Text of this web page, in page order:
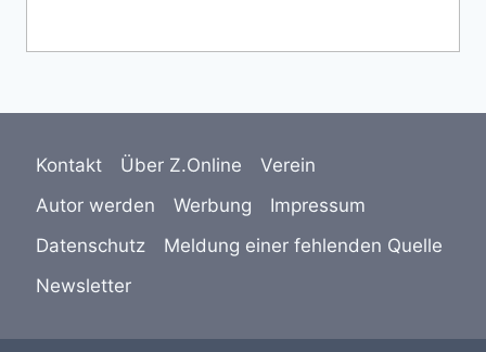
Kontakt Über Z.Online
Verein
Autor werden
Werbung
Impressum
Datenschutz
Meldung einer fehlenden Quelle
Newsletter